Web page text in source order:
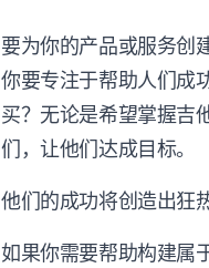
要为你的产品或服务创
你要专注于帮助人们成
买？无论是希望掌握
们，让他们达成目标。
他们的成功将创造出狂
如果你需要帮助构建属